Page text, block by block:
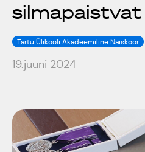
Kollektiivid
Üliõpilasmajast
Üldinfo
Tartu Ülikooli Akadeemiline Naiskoor
19.juuni 2024